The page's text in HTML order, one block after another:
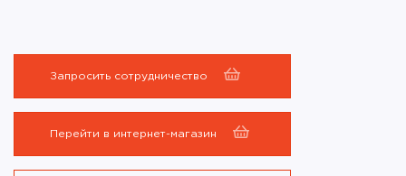
Запросить сотрудничество
Перейти в интернет-магазин